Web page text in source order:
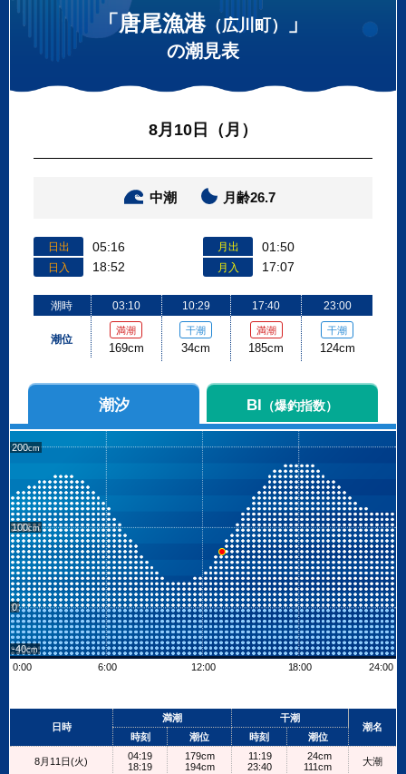
「唐尾漁港（広川町） 」
の潮見表
8月10日（月）
中潮 月齢26.7
日出 05:16
日入 18:52
月出 01:50
月入 17:07
潮時
潮位
03:10
満潮
169cm
10:29
干潮
34cm
17:40
満潮
185cm
23:00
干潮
124cm
潮汐 BI （爆釣指数）
200
100
0
-40
0:00
6:00 12:00 18:00 24:00
+
日時
満潮
干潮
潮名
時刻
潮位 時刻 潮位
8月11日(火)
04:19
18:19
179cm
194cm
11:19
23:40
24cm
111cm
大潮